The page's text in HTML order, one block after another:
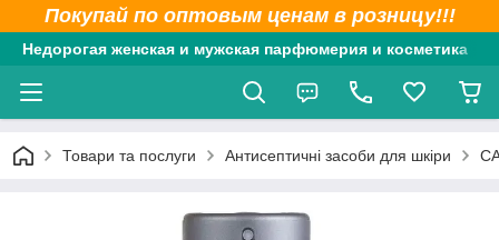
Покупай по оптовым ценам в розницу!!!
Недорогая женская и мужская парфюмерия и косметика
Товари та послуги Антисептичні засоби для шкіри